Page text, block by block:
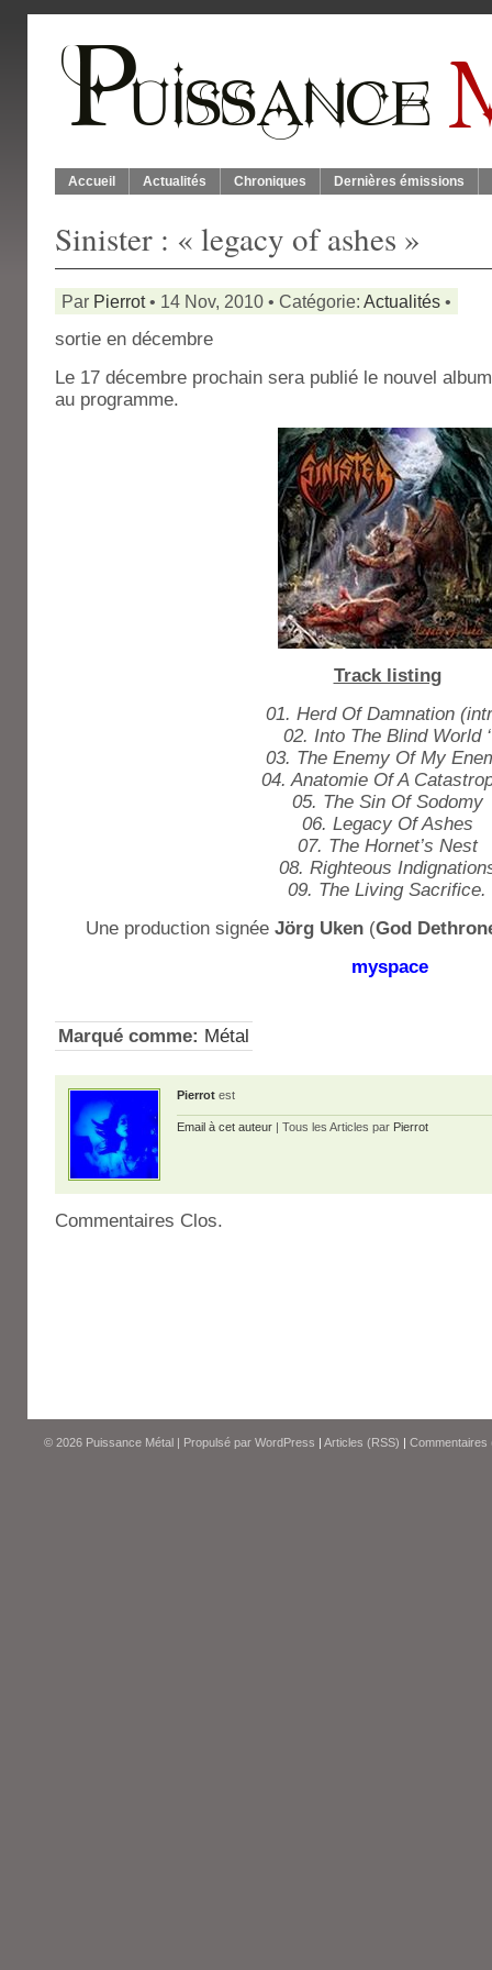
Accueil Actualités Chroniques Dernières émissions
Sinister : « legacy of ashes »
Par Pierrot• 14 Nov, 2010 • Catégorie: Actualités •
sortie en décembre
Le 17 décembre prochain sera publié le nouvel
au programme.
Track listing
01. Herd Of Damnation
02. Into The Blind World ‘
03. The Enemy Of My
04. Anatomie Of A
05. The Sin Of Sodomy
06. Legacy Of Ashes
07. The Hornet’s Nest
08. Righteous
09. The Living Sacrifice.
Une production signée Jörg Uken(God
myspace
Marqué comme: Métal
Pierrot est
Email à cet auteur | Tous les Articles par Pierrot
Commentaires Clos.
© 2026 Puissance Métal | Propulsé par WordPress | Articles (RSS) | Commentaires